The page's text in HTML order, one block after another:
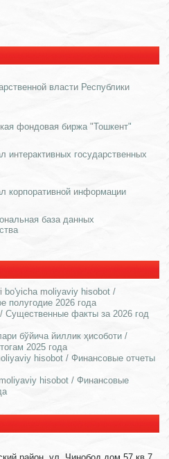
власти Республики
фондовая биржа "Тошкент"
интерактивных государственных
корпоративной информации
база данных
bo'yicha moliyaviy hisobot /
полугодие 2026 года
Существенные факты за 2026 год
бўйича йиллик ҳисоботи /
2025 года
hisobot / Финансовые отчеты
hisobot / Финансовые